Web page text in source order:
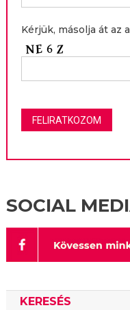
Kérjük, másolja át az
SOCIAL
KERESÉS